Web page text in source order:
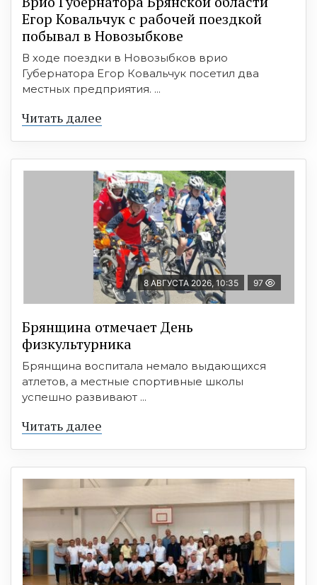
Егор Ковальчук с рабочей поездкой
побывал в Новозыбкове
В ходе поездки в Новозыбков врио
Губернатора Егор Ковальчук посетил два
местных предприятия. ...
Читать далее
8 АВГУСТА 2026, 10:35 97
Брянщина отмечает День
физкультурника
Брянщина воспитала немало выдающихся
атлетов, а местные спортивные школы
успешно развивают ...
Читать далее